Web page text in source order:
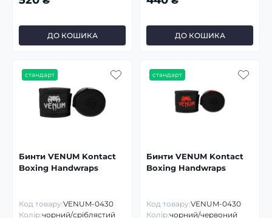
ДО КОШИКА ДО КОШИКА
стандарт
Бинти VENUM Kontact
Boxing Handwraps
Код товару:VENUM-0430
Колір:чорний/сріблястий
стандарт
Бинти VENUM Kontact
Boxing Handwraps
Код товару:VENUM-0430
Колір:чорний/червоний